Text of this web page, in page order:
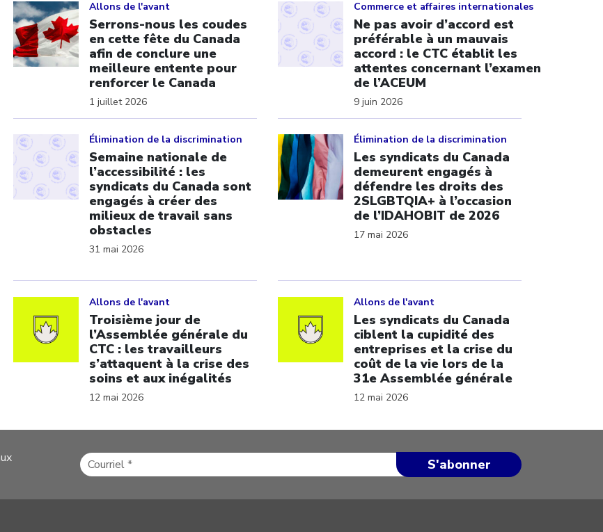
Allons de l'avant
Serrons-nous les coudes
en cette fête du Canada
afin de conclure une
meilleure entente pour
renforcer le Canada
1 juillet 2026
Commerce et affaires internationales
Ne pas avoir d’accord est
préférable à un mauvais
accord : le CTC établit les
attentes concernant l’examen
de l’ACEUM
9 juin 2026
Élimination de la discrimination
Semaine nationale de
l’accessibilité : les
syndicats du Canada sont
engagés à créer des
milieux de travail sans
obstacles
31 mai 2026
Élimination de la discrimination
Les syndicats du Canada
demeurent engagés à
défendre les droits des
2SLGBTQIA+ à l’occasion
de l’IDAHOBIT de 2026
17 mai 2026
Allons de l'avant
Troisième jour de
l’Assemblée générale du
CTC : les travailleurs
s’attaquent à la crise des
soins et aux inégalités
12 mai 2026
Allons de l'avant
Les syndicats du Canada
ciblent la cupidité des
entreprises et la crise du
coût de la vie lors de la
31e Assemblée générale
12 mai 2026